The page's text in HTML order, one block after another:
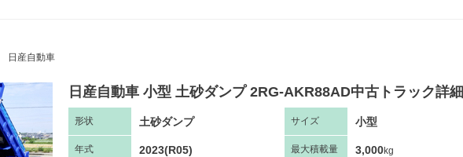
日産自動車
日産自動車 小型 土砂ダンプ 2RG-AKR88AD中古トラック詳細
形状 土砂ダンプ サイズ 小型
年式 2023(R05) 最大積載量 3,000kg